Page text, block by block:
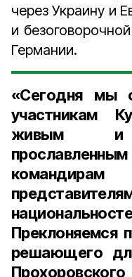
через Украину и
и
Германии.
«Сегодня мы
участникам
живым и
Преклоняемся
решающего